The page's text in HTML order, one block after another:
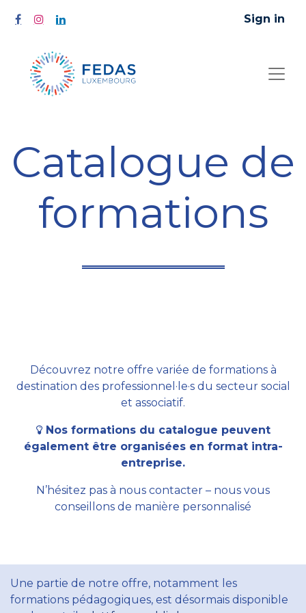
Sign in
Catalogue de
formations
Découvrez notre offre variée de formations à
destination des professionnel·le·s du secteur social
et associatif.
Nos formations du catalogue peuvent
également être organisées en format intra-
entreprise.
N’hésitez pas à nous contacter – nous vous
conseillons de manière personnalisé
Une partie de notre offre, notamment les
formations pédagogiques, est désormais disponible